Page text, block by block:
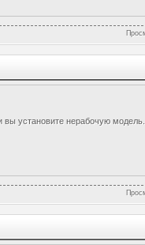
вы установите нерабочую модель.